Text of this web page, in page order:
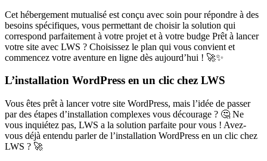
Cet hébergement mutualisé est conçu avec soin pour répondre à des
besoins spécifiques, vous permettant de choisir la solution qui
correspond parfaitement à votre projet et à votre budge Prêt à lancer
votre site avec LWS ? Choisissez le plan qui vous convient et
commencez votre aventure en ligne dès aujourd’hui ! 🚀✨
L’installation WordPress en un clic chez LWS
Vous êtes prêt à lancer votre site WordPress, mais l’idée de passer
par des étapes d’installation complexes vous décourage ? 🤔 Ne
vous inquiétez pas, LWS a la solution parfaite pour vous ! Avez-
vous déjà entendu parler de l’installation WordPress en un clic chez
LWS ? 🚀